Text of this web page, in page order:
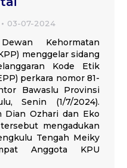
03-07-2024
Kehormatan
menggelar sidang
Kode Etik
perkara nomor 81-
Bawaslu Provinsi
Senin (1/7/2024).
Dian Ozhari dan Eko
mengadukan
Tengah Meiky
Anggota KPU